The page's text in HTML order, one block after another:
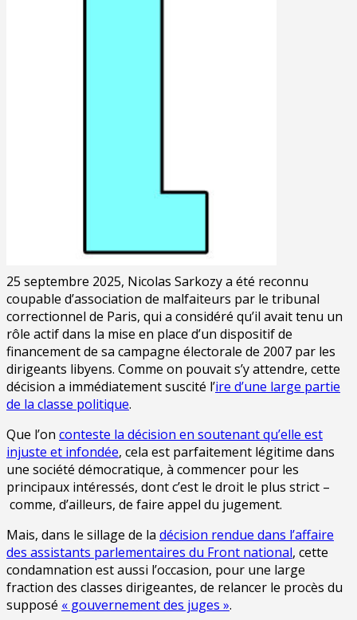
25 septembre 2025, Nicolas Sarkozy a été reconnu
coupable d’association de malfaiteurs par le tribunal
correctionnel de Paris, qui a considéré qu’il avait tenu un
rôle actif dans la mise en place d’un dispositif de
financement de sa campagne électorale de 2007 par les
dirigeants libyens. Comme on pouvait s’y attendre, cette
décision a immédiatement suscité l’ire d’une large partie
de la classe politique.
Que l’on conteste la décision en soutenant qu’elle est
injuste et infondée, cela est parfaitement légitime dans
une société démocratique, à commencer pour les
principaux intéressés, dont c’est le droit le plus strict –
comme, d’ailleurs, de faire appel du jugement.
Mais, dans le sillage de la décision rendue dans l’affaire
des assistants parlementaires du Front national, cette
condamnation est aussi l’occasion, pour une large
fraction des classes dirigeantes, de relancer le procès du
supposé « gouvernement des juges ».